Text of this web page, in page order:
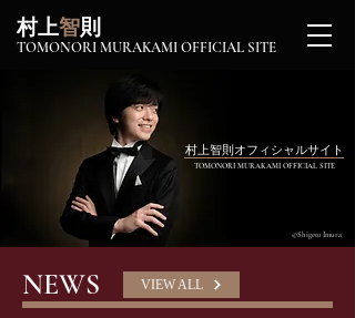
村上智則
TOMONORI MURAKAMI OFFICIAL SITE
村上智則オフィシャルサイト
TOMONORI MURAKAMI OFFICIAL SITE
©Shigeto Imura
NEWS VIEW ALL